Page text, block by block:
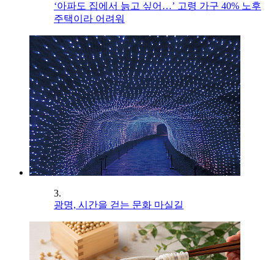
‘아파도 집에서 늙고 싶어…’ 고령 가구 40% 노후
주택이라 어려워
3.
광명, 시간을 걷는 문화 마실길